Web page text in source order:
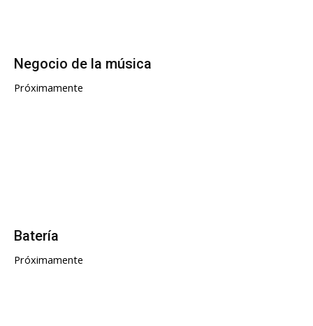
Negocio de la música
Próximamente
Batería
Próximamente